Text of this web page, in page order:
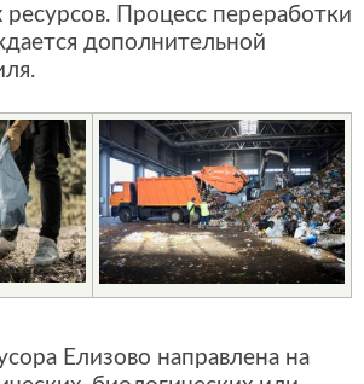
ресурсов. Процесс переработки
дополнительной
Елизово направлена на